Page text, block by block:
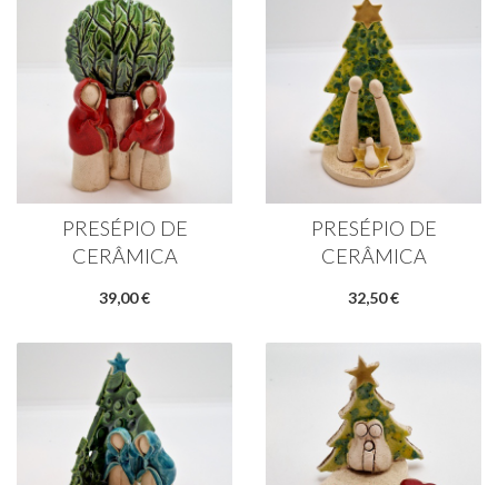
PRESÉPIO DE
CERÂMICA
39,00 €
PRESÉPIO DE
CERÂMICA
32,50 €